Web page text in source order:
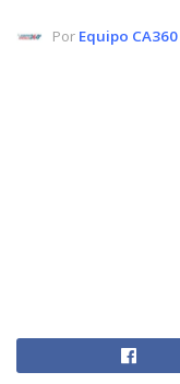
Por Equipo CA360